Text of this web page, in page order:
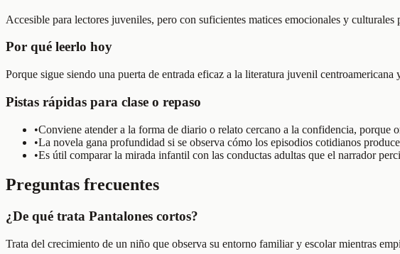
Accesible para lectores juveniles, pero con suficientes matices emocionales y culturales
Por qué leerlo hoy
Porque sigue siendo una puerta de entrada eficaz a la literatura juvenil
Pistas rápidas para clase o repaso
•Conviene atender a la forma de diario o relato cercano a la confidencia, porque
•La novela gana profundidad si se observa cómo los episodios cotidianos
•Es útil comparar la mirada infantil con las conductas adultas que el narrador
Preguntas frecuentes
¿De qué trata Pantalones cortos?
Trata del crecimiento de un niño que observa su entorno familiar y escolar mientras